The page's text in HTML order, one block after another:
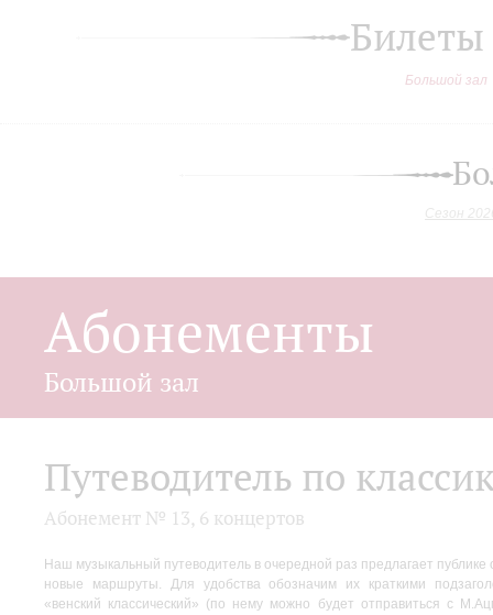
Большой зал
Сезон
Абонементы
Большой зал
Путеводитель по
Абонемент № 13, 6 концертов
Наш музыкальный путеводитель в очередной раз предлагает публике
новые маршруты. Для удобства обозначим их краткими
«венский классический» (по нему можно будет отправиться с
В.Альтшулер), русско-финский с М.Татарниковым и П.Поповым и,
«диснеевский» с Ф.Леднёвым. Быть может, слишком эклектично, но